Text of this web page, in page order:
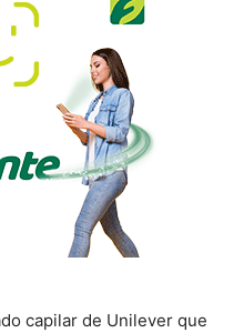
capilar de Unilever que